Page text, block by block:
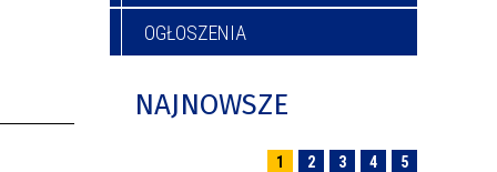
OGŁOSZENIA
NAJNOWSZE
1 2 3 4 5